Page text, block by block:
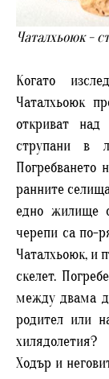
Чаталхьоюк -
Когато
Чаталхьоюк
откриват
струпани в
Погребването
ранните
едно жилище
черепи са по-
Чаталхьоюк, и
скелет.
между двама
родител или
хилядолетия?
Ходър и